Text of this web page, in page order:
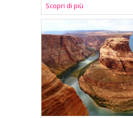
Scopri di più